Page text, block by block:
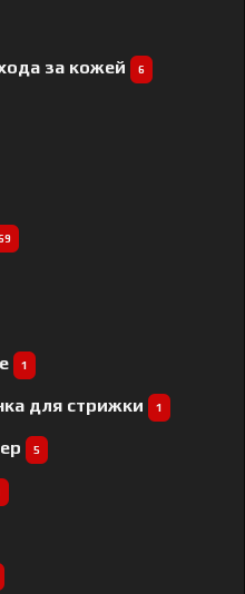
за кожей 6
1
для стрижки 1
5